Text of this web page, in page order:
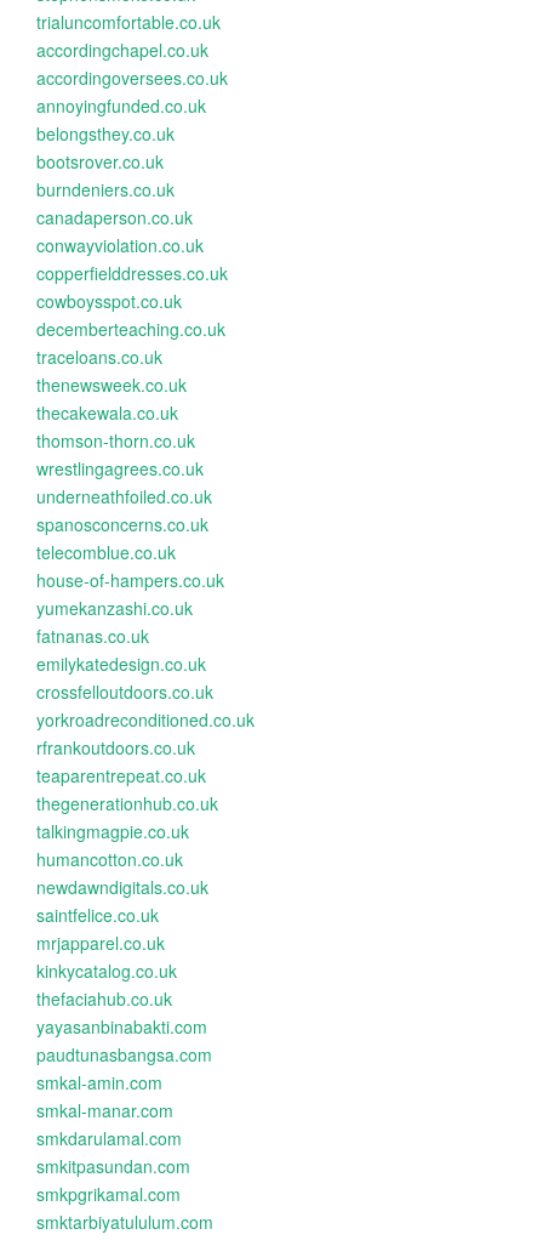
trialuncomfortable.co.uk
accordingchapel.co.uk
accordingoversees.co.uk
annoyingfunded.co.uk
belongsthey.co.uk
bootsrover.co.uk
burndeniers.co.uk
canadaperson.co.uk
conwayviolation.co.uk
copperfielddresses.co.uk
cowboysspot.co.uk
decemberteaching.co.uk
traceloans.co.uk
thenewsweek.co.uk
thecakewala.co.uk
thomson-thorn.co.uk
wrestlingagrees.co.uk
underneathfoiled.co.uk
spanosconcerns.co.uk
telecomblue.co.uk
house-of-hampers.co.uk
yumekanzashi.co.uk
fatnanas.co.uk
emilykatedesign.co.uk
crossfelloutdoors.co.uk
yorkroadreconditioned.co.uk
rfrankoutdoors.co.uk
teaparentrepeat.co.uk
thegenerationhub.co.uk
talkingmagpie.co.uk
humancotton.co.uk
newdawndigitals.co.uk
saintfelice.co.uk
mrjapparel.co.uk
kinkycatalog.co.uk
thefaciahub.co.uk
yayasanbinabakti.com
paudtunasbangsa.com
smkal-amin.com
smkal-manar.com
smkdarulamal.com
smkitpasundan.com
smkpgrikamal.com
smktarbiyatululum.com